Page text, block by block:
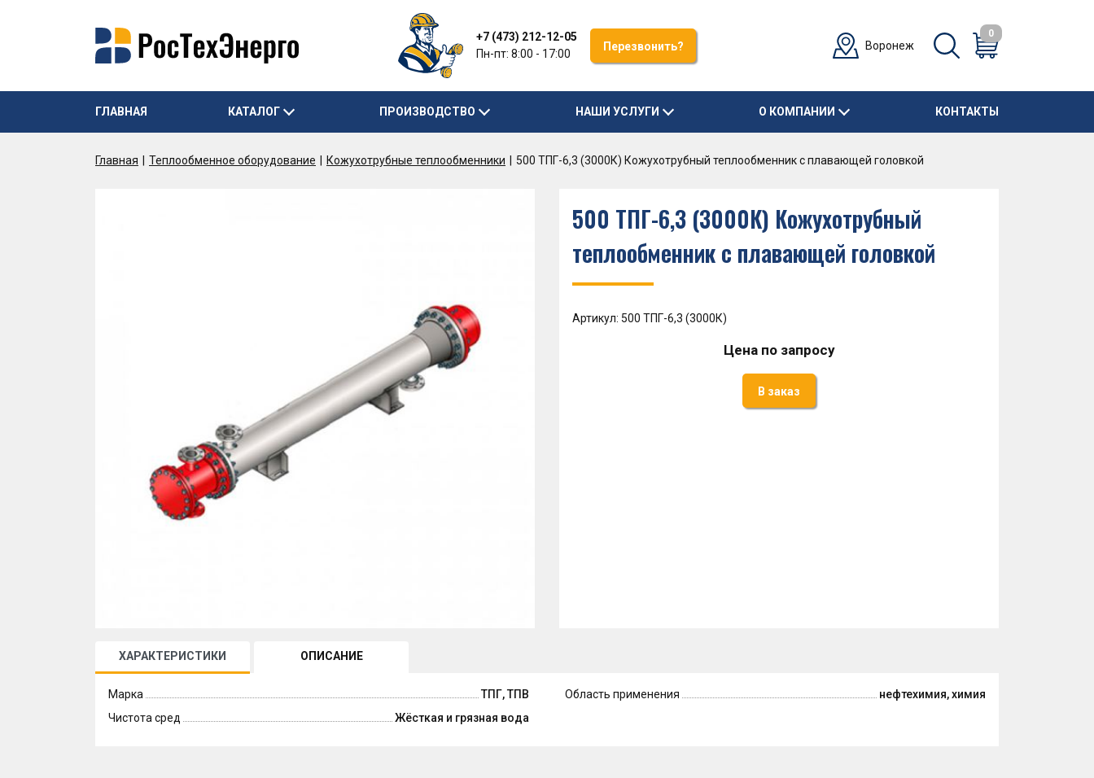
+7 (473) 212-12-05
Пн-пт: 8:00 - 17:00
Перезвонить? Воронеж
0
ГЛАВНАЯ КАТАЛОГ ПРОИЗВОДСТВО НАШИ УСЛУГИ О КОМПАНИИ КОНТАКТЫ
Главная Теплообменное оборудование Кожухотрубные теплообменники 500 ТПГ-6,3 (3000К) Кожухотрубный теплообменник с плавающей головкой
500 ТПГ-6,3 (3000К) Кожухотрубный
теплообменник с плавающей головкой
Артикул: 500 ТПГ-6,3 (3000К)
Цена по запросу
В заказ
ХАРАКТЕРИСТИКИ ОПИСАНИЕ
Марка ТПГ, ТПВ Область применения
нефтехимия, химия
Чистота сред
Жёсткая и грязная вода